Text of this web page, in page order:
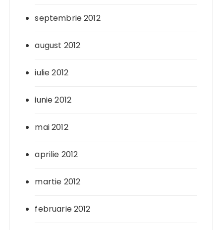
septembrie 2012
august 2012
iulie 2012
iunie 2012
mai 2012
aprilie 2012
martie 2012
februarie 2012